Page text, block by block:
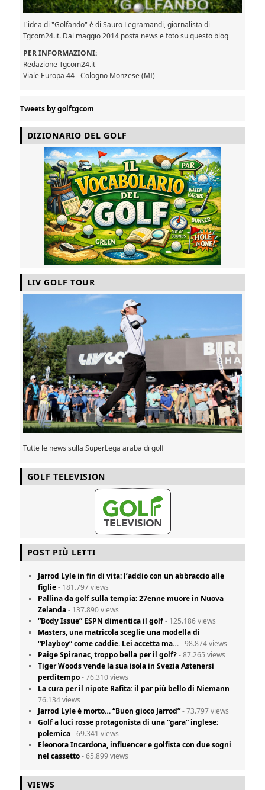
L'idea di "Golfando" è di Sauro Legramandi, giornalista di
Tgcom24.it. Dal maggio 2014 posta news e foto su questo blog
PER INFORMAZIONI:
Redazione Tgcom24.it
Viale Europa 44 - Cologno Monzese (MI)
Tweets by golftgcom
DIZIONARIO DEL GOLF
LIV GOLF TOUR
Tutte le news sulla SuperLega araba di golf
GOLF TELEVISION
POST PIÙ LETTI
Jarrod Lyle in fin di vita: l’addio con un abbraccio alle
figlie- 181.797 views
Pallina da golf sulla tempia: 27enne muore in Nuova
Zelanda- 137.890 views
“Body Issue” ESPN dimentica il golf- 125.186 views
Masters, una matricola sceglie una modella di
“Playboy” come caddie. Lei accetta ma…- 98.874 views
Paige Spiranac, troppo bella per il golf?- 87.265 views
Tiger Woods vende la sua isola in Svezia Astenersi
perditempo- 76.310 views
La cura per il nipote Rafita: il par più bello di Niemann -
76.134 views
Jarrod Lyle è morto… “Buon gioco Jarrod”- 73.797 views
Golf a luci rosse protagonista di una “gara” inglese:
polemica- 69.341 views
Eleonora Incardona, influencer e golfista con due sogni
nel cassetto- 65.899 views
VIEWS